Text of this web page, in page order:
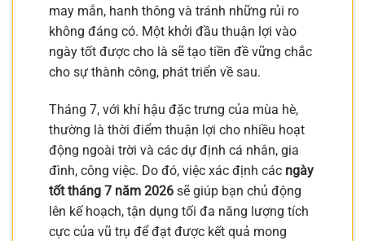
may mắn, hanh thông và tránh những rủi ro
không đáng có. Một khởi đầu thuận lợi vào
ngày tốt được cho là sẽ tạo tiền đề vững chắc
cho sự thành công, phát triển về sau.
Tháng 7, với khí hậu đặc trưng của mùa hè,
thường là thời điểm thuận lợi cho nhiều hoạt
động ngoài trời và các dự định cá nhân, gia
đình, công việc. Do đó, việc xác định các ngày
tốt tháng 7 năm 2026 sẽ giúp bạn chủ động
lên kế hoạch, tận dụng tối đa năng lượng tích
cực của vũ trụ để đạt được kết quả mong